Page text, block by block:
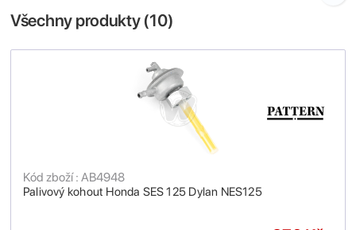
Všechny produkty (10)
Palivový kohout Honda SES 125 Dylan NES125
Kód zboží : AB4948